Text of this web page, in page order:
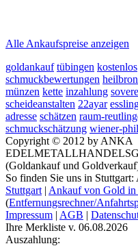
Alle Ankaufspreise anzeigen
goldankauf tübingen kostenlos
schmuckbewertungen
münzen kette inzahlung
scheideanstalten 22ayar
adresse schätzen raum-
schmuckschätzung wiener-
Copyright © 2012 by ANKA
(Goldankauf und
So finden Sie uns in Stuttgart:
Stuttgart | Ankauf von Gold in
(Entfernungsrechner/
Impressum | AGB |
Ihre Merkliste v. 06.08.2026
Auszahlung: